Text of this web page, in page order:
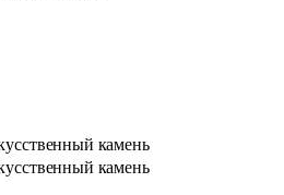
камень
камень